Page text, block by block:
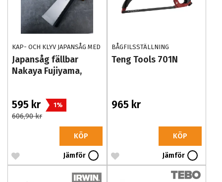
KAP- OCH KLYV JAPANSÅG MED
0,5MM BLAD
Japansåg fällbar
Nakaya Fujiyama,
595 kr 1%
606,90 kr
KÖP
Jämför
BÅGFILSSTÄLLNING
Teng Tools 701N
965 kr
KÖP
Jämför